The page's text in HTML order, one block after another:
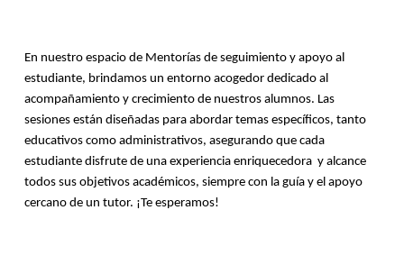
En nuestro espacio de Mentorías de seguimiento y apoyo al
estudiante, brindamos un entorno acogedor dedicado al
acompañamiento y crecimiento de nuestros alumnos. Las
sesiones están diseñadas para abordar temas específicos, tanto
educativos como administrativos, asegurando que cada
estudiante disfrute de una experiencia enriquecedora  y alcance
todos sus objetivos académicos, siempre con la guía y el apoyo
cercano de un tutor. ¡Te esperamos!